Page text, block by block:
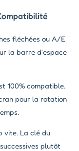
fléchées ou A/E
la barre d'espace
100% compatible.
pour la rotation
vite. La clé du
plutôt